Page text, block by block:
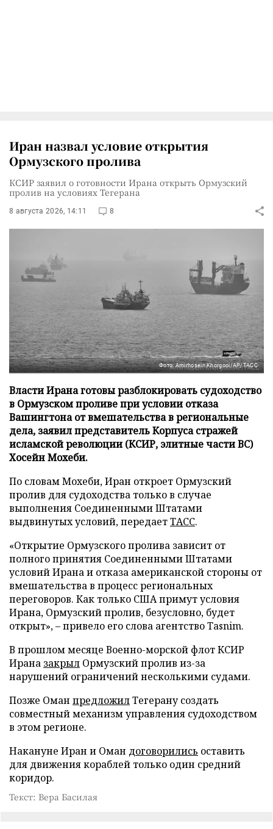
Иран назвал условие открытия
Ормузского пролива
КСИР заявил о готовности Ирана открыть Ормузский
пролив на условиях Тегерана
8 августа 2026, 14:11 8
Фото: Amirhosein Khorgooi/AP/ТАСС
Власти Ирана готовы разблокировать судоходство
в Ормузском проливе при условии отказа
Вашингтона от вмешательства в региональные
дела, заявил представитель Корпуса стражей
исламской революции (КСИР, элитные части ВС)
Хосейн Мохеби.
По словам Мохеби, Иран откроет Ормузский
пролив для судоходства только в случае
выполнения Соединенными Штатами
выдвинутых условий, передаетТАСС.
«Открытие Ормузского пролива зависит от
полного принятия Соединенными Штатами
условий Ирана и отказа американской стороны от
вмешательства в процесс региональных
переговоров. Как только США примут условия
Ирана, Ормузский пролив, безусловно, будет
открыт», – привело его слова агентство Tasnim.
В прошлом месяце Военно-морской флот КСИР
Ирана закрыл Ормузский пролив из-за
нарушений ограничений несколькими судами.
Позже Оман предложилТегерану создать
совместный механизм управления судоходством
в этом регионе.
Накануне Иран и Оман договорились оставить
для движения кораблей только один средний
коридор.
Текст: Вера Басилая